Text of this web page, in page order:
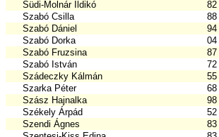
Südi-Molnár Ildikó
82
Szabó Csilla
88
Szabó Dániel
94
Szabó Dorka
04
Szabó Fruzsina
87
Szabó István
72
Szádeczky Kálmán
55
Szarka Péter
68
Szász Hajnalka
98
Székely Árpád
52
Szendi Ágnes
83